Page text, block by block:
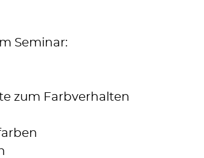
Seminar:
zum Farbverhalten